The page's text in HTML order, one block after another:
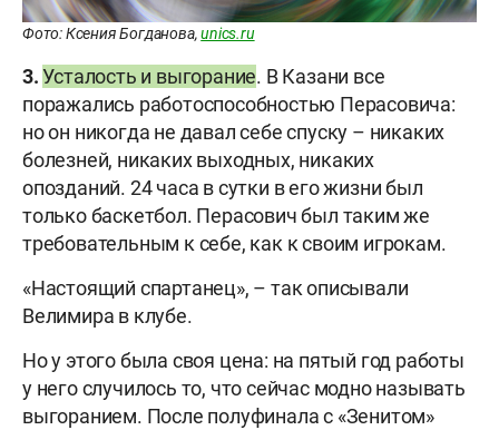
Фото: Ксения Богданова,unics.ru
3. Усталость и выгорание. В Казани все
поражались работоспособностью Перасовича:
но он никогда не давал себе спуску – никаких
болезней, никаких выходных, никаких
опозданий. 24 часа в сутки в его жизни был
только баскетбол. Перасович был таким же
требовательным к себе, как к своим игрокам.
«Настоящий спартанец», – так описывали
Велимира в клубе.
Но у этого была своя цена: на пятый год работы
у него случилось то, что сейчас модно называть
выгоранием. После полуфинала с «Зенитом»